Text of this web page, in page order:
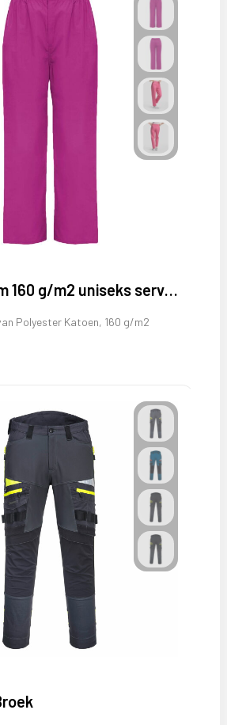
Vademecum 160 g/m2 uniseks servicebroek
Polyester Katoen, 160 g/m2